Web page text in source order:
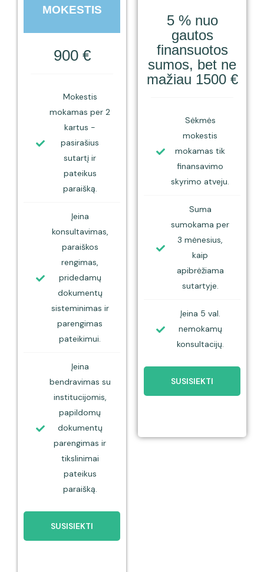
MOKESTIS
900 €
Mokestis
mokamas per 2
kartus -
pasirašius
sutartį ir
pateikus
paraišką.
Įeina
konsultavimas,
paraiškos
rengimas,
pridedamų
dokumentų
sisteminimas ir
parengimas
pateikimui.
Įeina
bendravimas su
institucijomis,
papildomų
dokumentų
parengimas ir
tikslinimai
pateikus
paraišką.
SUSISIEKTI
5 % nuo
gautos
finansuotos
sumos, bet ne
mažiau 1500 €
Sėkmės
mokestis
mokamas tik
finansavimo
skyrimo atveju.
Suma
sumokama per
3 mėnesius,
kaip
apibrėžiama
sutartyje.
Įeina 5 val.
nemokamų
konsultacijų.
SUSISIEKTI